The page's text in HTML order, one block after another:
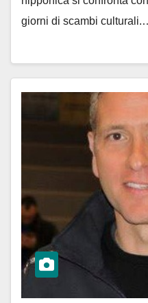
giorni di scambi